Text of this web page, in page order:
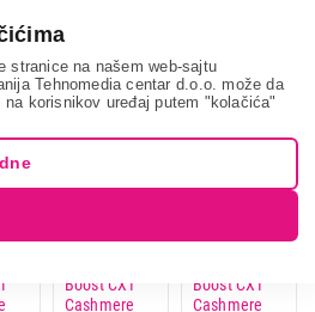
stranice na našem web-sajtu
Tehnomedia centar d.o.o. može da
korisnikov uređaj putem "kolačića"